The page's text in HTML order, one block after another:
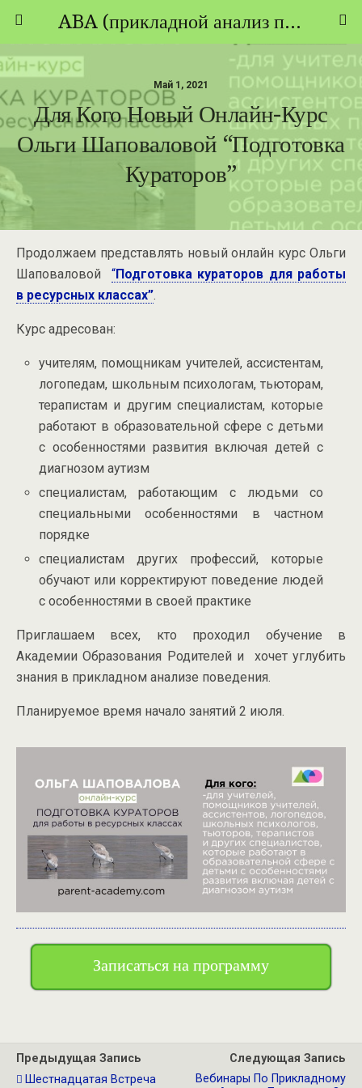
ABA (прикладной анализ поведения) - ТЕОРИЯ И ПРАКТИКА
Май 1, 2021
Для Кого Новый Онлайн-Курс
Ольги Шаповаловой “Подготовка
Кураторов”
Продолжаем представлять новый онлайн курс Ольги
Шаповаловой “Подготовка кураторов для работы
в ресурсных классах”.
Курс адресован:
учителям, помощникам учителей, ассистентам,
логопедам, школьным психологам, тьюторам,
терапистам и другим специалистам, которые
работают в образовательной сфере с детьми
с особенностями развития включая детей с
диагнозом аутизм
специалистам, работающим с людьми со
специальными особенностями в частном
порядке
специалистам других профессий, которые
обучают или корректируют поведение людей
с особенностями в своей практике
Приглашаем всех, кто проходил обучение в
Академии Образования Родителей и хочет углубить
знания в прикладном анализе поведения.
Планируемое время начало занятий 2 июля.
Записаться на программу
Предыдущая Запись
Шестнадцатая Встреча
Следующая Запись
Вебинары По Прикладному